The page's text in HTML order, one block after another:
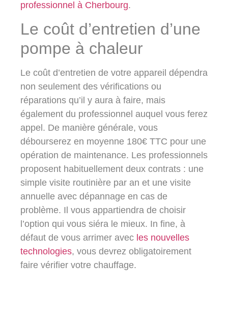
professionnel à Cherbourg.
Le coût d’entretien d’une
pompe à chaleur
Le coût d’entretien de votre appareil dépendra
non seulement des vérifications ou
réparations qu’il y aura à faire, mais
également du professionnel auquel vous ferez
appel. De manière générale, vous
débourserez en moyenne 180€ TTC pour une
opération de maintenance. Les professionnels
proposent habituellement deux contrats : une
simple visite routinière par an et une visite
annuelle avec dépannage en cas de
problème. Il vous appartiendra de choisir
l’option qui vous siéra le mieux. In fine, à
défaut de vous arrimer avec les nouvelles
technologies, vous devrez obligatoirement
faire vérifier votre chauffage.